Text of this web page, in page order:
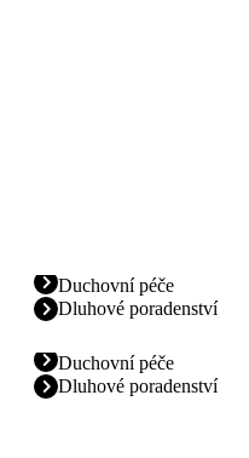
Duchovní péče
Dluhové poradenství
Duchovní péče
Dluhové poradenství